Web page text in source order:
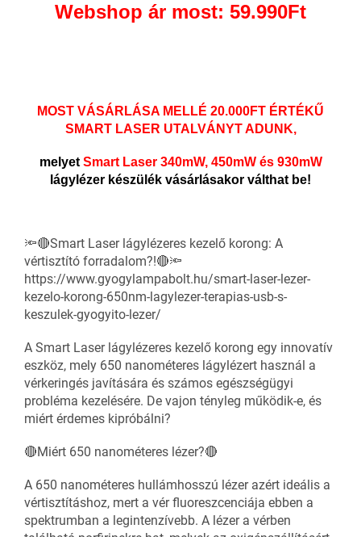
Webshop ár most: 59.990Ft
MOST VÁSÁRLÁSA MELLÉ 20.000FT ÉRTÉKŰ
SMART LASER UTALVÁNYT ADUNK,
melyetSmart Laser 340mW, 450mW és 930mW
lágylézer készülék vásárlásakor válthat be!
🔦🔴Smart Laser lágylézeres kezelő korong: A
vértisztító forradalom?!🔴🔦
https://www.gyogylampabolt.hu/smart-laser-lezer-
kezelo-korong-650nm-lagylezer-terapias-usb-s-
keszulek-gyogyito-lezer/
A Smart Laser lágylézeres kezelő korong egy innovatív
eszköz, mely 650 nanométeres lágylézert használ a
vérkeringés javítására és számos egészségügyi
probléma kezelésére. De vajon tényleg működik-e, és
miért érdemes kipróbálni?
🔴Miért 650 nanométeres lézer?🔴
A 650 nanométeres hullámhosszú lézer azért ideális a
vértisztításhoz, mert a vér fluoreszcenciája ebben a
spektrumban a legintenzívebb. A lézer a vérben